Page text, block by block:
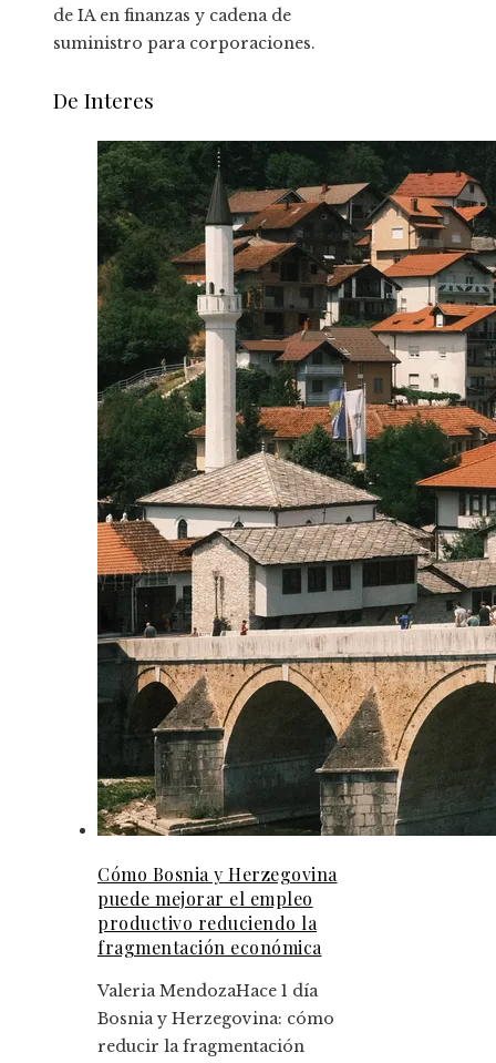
de IA en finanzas y cadena de
suministro para corporaciones.
De Interes
Cómo Bosnia y Herzegovina
puede mejorar el empleo
productivo reduciendo la
fragmentación económica
Valeria MendozaHace 1 día
Bosnia y Herzegovina: cómo
reducir la fragmentación